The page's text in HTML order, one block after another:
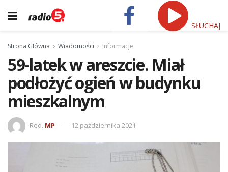
SŁUCHAJ
Strona Główna Wiadomości Informacje
59-latek w areszcie. Miał
podłożyć ogień w budynku
mieszkalnym
Red. MP 12 października 2021